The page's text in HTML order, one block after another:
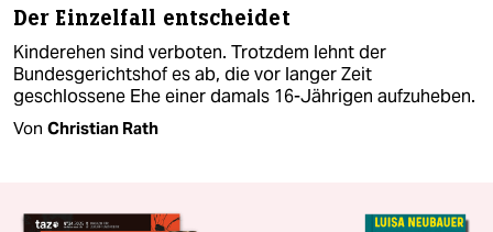
Der Einzelfall entscheidet
Kinderehen sind verboten. Trotzdem lehnt der
Bundesgerichtshof es ab, die vor langer Zeit
geschlossene Ehe einer damals 16-Jährigen aufzuheben.
Von Christian Rath